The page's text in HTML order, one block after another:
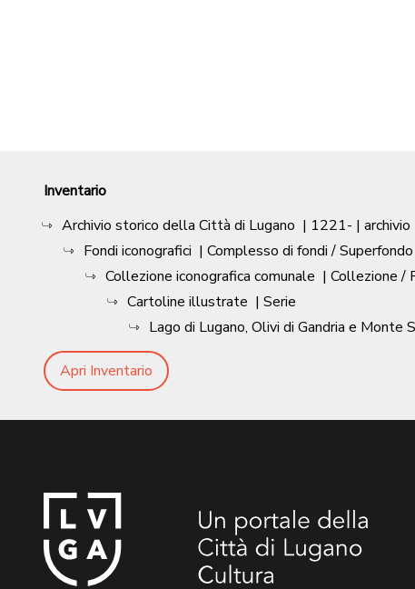
Inventario
Archivio storico della Città di Lugano | 1221- | archivio
Fondi iconografici | Complesso di fondi / Superfondo
Collezione iconografica comunale | Collezione /
Cartoline illustrate | Serie
Lago di Lugano, Olivi di Gandria e Monte
Apri Inventario